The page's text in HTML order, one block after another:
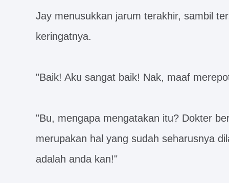
Jay menusukkan jarum terakhir, sambil
keringatnya.
"Baik! Aku sangat baik! Nak, maaf
"Bu, mengapa mengatakan itu? Dokter
merupakan hal yang sudah seharusnya
adalah anda kan!"